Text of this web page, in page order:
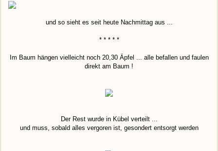
und so sieht es seit heute Nachmittag aus ...
* * * * *
Im Baum hängen vielleicht noch 20,30 Äpfel ... alle befallen und faulen
direkt am Baum !
Der Rest wurde in Kübel verteilt ...
und muss, sobald alles vergoren ist, gesondert entsorgt werden